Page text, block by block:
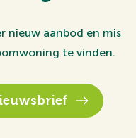
nieuw aanbod en mis
te vinden.